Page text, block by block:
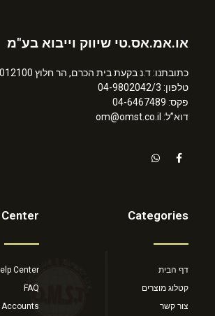
או.אמ.אס.טי שיווק וייבוא בע"מ
כתובתנו: ד.נ בקעת בית הכרם, הר חלוץ 2012100
טלפון: 04-9802042/3
פקס: 04-6467489
דוא”ל: om@omst.co.il
Categories
דף הבית
קטלוג מוצרים
צור קשר
Center
FAQ
Accounts